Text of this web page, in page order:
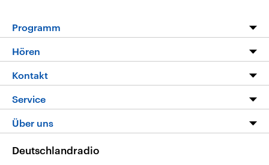
Programm
Programm
Die Nachrichten
Nachrichtenleicht
Neue Beiträge auf dlf.de
Hören
Livestream
Podcasts
Deutschlandfunk App
Nachrichten App
Kontakt
Hörerservice
Service
FAQ
Veranstaltungen
Über uns
Deutschlandradio